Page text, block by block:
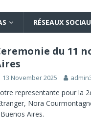
RÉSEAUX
du 11
13 November 2025
representante pour la
Nora
Aires.